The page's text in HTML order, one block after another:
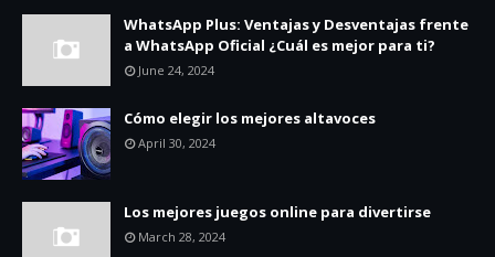
WhatsApp Plus: Ventajas y Desventajas frente
a WhatsApp Oficial ¿Cuál es mejor para ti?
June 24, 2024
Cómo elegir los mejores altavoces
April 30, 2024
Los mejores juegos online para divertirse
March 28, 2024